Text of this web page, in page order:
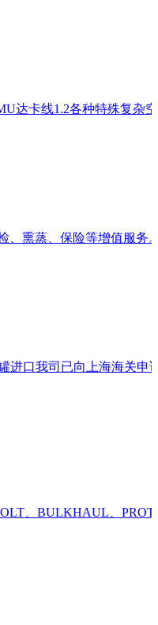
达卡线1.2各种特殊复杂
、熏蒸、保险等增值服
进口我司已向上海海关
、BULKHAUL、